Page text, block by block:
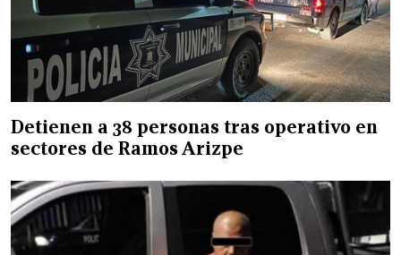
Detienen a 38 personas tras operativo en
sectores de Ramos Arizpe